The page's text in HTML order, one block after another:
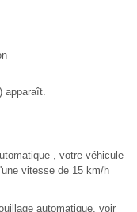
apparaît.
, votre véhicule
vitesse de 15 km/h
automatique, voir